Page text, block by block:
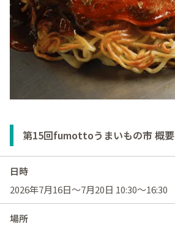
第15回fumottoうまいもの市 概要
日時
2026年7月16日～7月20日 10:30～16:30
場所